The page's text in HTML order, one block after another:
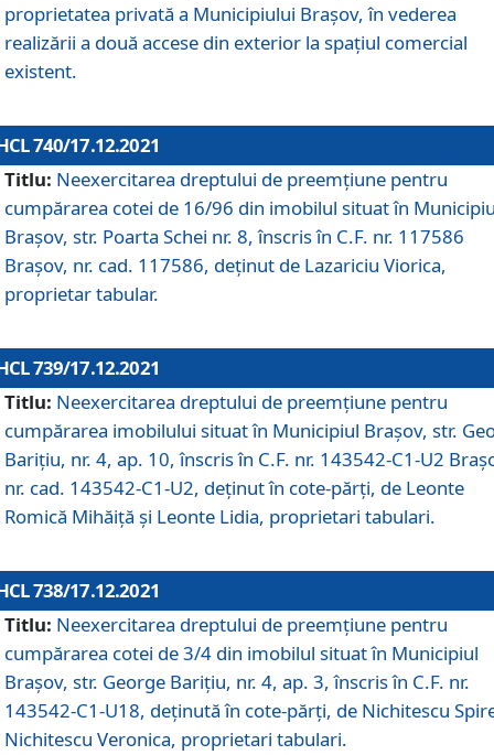
proprietatea privată a Municipiului Brașov, în vederea
realizării a două accese din exterior la spațiul comercial
existent.
740/17.12.2021
Titlu: Neexercitarea dreptului de preemţiune pentru
cumpărarea cotei de 16/96 din imobilul situat în
Braşov, str. Poarta Schei nr. 8, înscris în C.F. nr. 117586
Brașov, nr. cad. 117586, deținut de Lazariciu Viorica,
proprietar tabular.
739/17.12.2021
Titlu: Neexercitarea dreptului de preemţiune pentru
cumpărarea imobilului situat în Municipiul Braşov, str.
Barițiu, nr. 4, ap. 10, înscris în C.F. nr. 143542-C1-U2
nr. cad. 143542-C1-U2, deținut în cote-părți, de Leonte
Romică Mihăiță și Leonte Lidia, proprietari tabulari.
738/17.12.2021
Titlu: Neexercitarea dreptului de preemţiune pentru
cumpărarea cotei de 3/4 din imobilul situat în Municipiul
Braşov, str. George Barițiu, nr. 4, ap. 3, înscris în C.F. nr.
143542-C1-U18, deținută în cote-părți, de Nichitescu
Nichitescu Veronica, proprietari tabulari.